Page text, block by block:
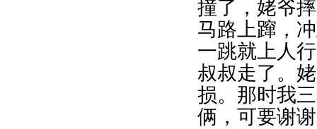
撞了，姥爷
马路上蹿，
一跳就上人
叔叔走了。
损。那时我
俩，可要谢